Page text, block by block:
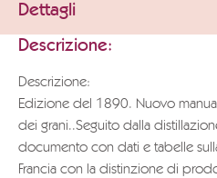
Dettagli
Descrizione:
Descrizione:
Edizione del 1890. Nuovo
dei grani..Seguito dalla
documento con dati e tabelle
Francia con la distinzione di